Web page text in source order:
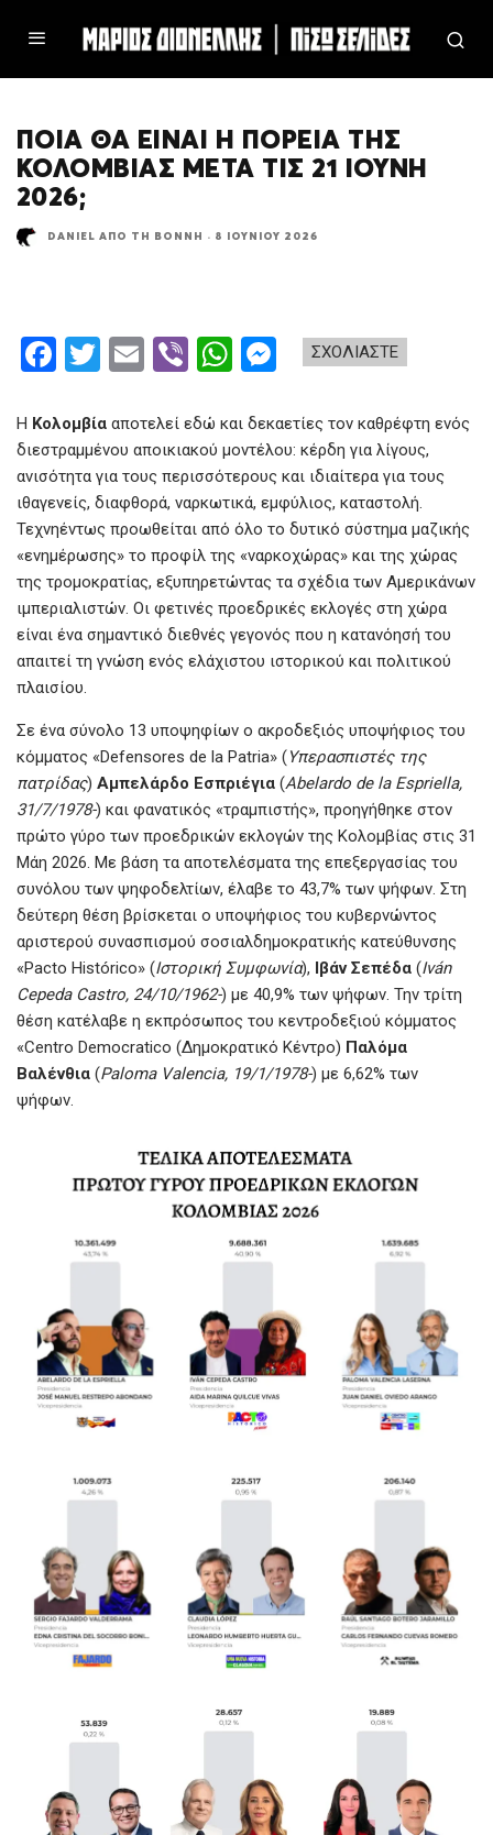
ΠΟΙΑ ΘΑ ΕΊΝΑΙ Η ΠΟΡΕΊΑ ΤΗΣ
ΚΟΛΟΜΒΊΑΣ ΜΕΤΆ ΤΙΣ 21 ΙΟΎΝΗ
2026;
DANIEL ΑΠΌ ΤΗ ΒΌΝΝΗ · 8 ΙΟΥΝΊΟΥ 2026
ΣΧΟΛΙΑΣΤΕ
F
ce
b
o
o
k
T
tt
er
E
ail
Vi
er
W
at
s
A
p
p
se
n
g
er
Η Κολομβία αποτελεί εδώ και δεκαετίες τον καθρέφτη ενός
διεστραμμένου αποικιακού μοντέλου: κέρδη για λίγους,
ανισότητα για τους περισσότερους και ιδιαίτερα για τους
ιθαγενείς, διαφθορά, ναρκωτικά, εμφύλιος, καταστολή.
Τεχνηέντως προωθείται από όλο το δυτικό σύστημα μαζικής
«ενημέρωσης» το προφίλ της «ναρκοχώρας» και της χώρας
της τρομοκρατίας, εξυπηρετώντας τα σχέδια των Αμερικάνων
ιμπεριαλιστών. Οι φετινές προεδρικές εκλογές στη χώρα
είναι ένα σημαντικό διεθνές γεγονός που η κατανόησή του
απαιτεί τη γνώση ενός ελάχιστου ιστορικού και πολιτικού
πλαισίου.
Σε ένα σύνολο 13 υποψηφίων ο ακροδεξιός υποψήφιος του
κόμματος «Defensores de la Patria» (Υπερασπιστές της
πατρίδας) Αμπελάρδο Εσπριέγια (Abelardo de la Espriella,
31/7/1978-) και φανατικός «τραμπιστής», προηγήθηκε στον
πρώτο γύρο των προεδρικών εκλογών της Κολομβίας στις 31
Μάη 2026. Με βάση τα αποτελέσματα της επεξεργασίας του
συνόλου των ψηφοδελτίων, έλαβε το 43,7% των ψήφων. Στη
δεύτερη θέση βρίσκεται ο υποψήφιος του κυβερνώντος
αριστερού συνασπισμού σοσιαλδημοκρατικής κατεύθυνσης
«Pacto Histórico» (Ιστορική Συμφωνία), ΙβάνΣεπέδα (Iván
Cepeda Castro, 24/10/1962-) με 40,9% των ψήφων. Την τρίτη
θέση κατέλαβε η εκπρόσωπος του κεντροδεξιού κόμματος
«Centro Democratico (Δημοκρατικό Κέντρο) Παλόμα
Βαλένθια (Paloma Valencia, 19/1/1978-) με 6,62% των
ψήφων.